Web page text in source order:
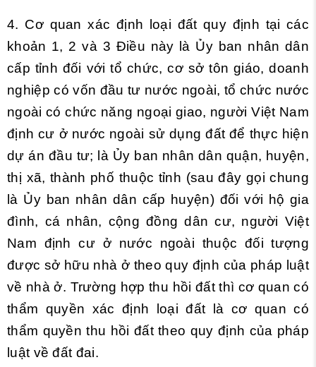
4. Cơ quan xác định loại đất quy định tại các
khoản 1, 2 và 3 Điều này là Ủy ban nhân dân
cấp tỉnh đối với tổ chức, cơ sở tôn giáo, doanh
nghiệp có vốn đầu tư nước ngoài, tổ chức nước
ngoài có chức năng ngoại giao, người Việt Nam
định cư ở nước ngoài sử dụng đất để thực hiện
dự án đầu tư; là Ủy ban nhân dân quận, huyện,
thị xã, thành phố thuộc tỉnh (sau đây gọi chung
là Ủy ban nhân dân cấp huyện) đối với hộ gia
đình, cá nhân, cộng đồng dân cư, người Việt
Nam định cư ở nước ngoài thuộc đối tượng
được sở hữu nhà ở theo quy định của pháp luật
về nhà ở. Trường hợp thu hồi đất thì cơ quan có
thẩm quyền xác định loại đất là cơ quan có
thẩm quyền thu hồi đất theo quy định của pháp
luật về đất đai.